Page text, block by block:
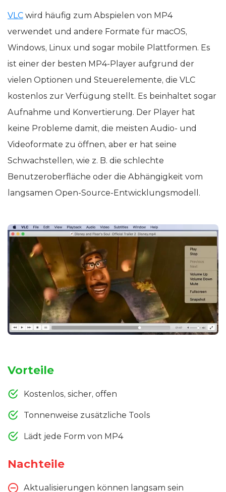
VLC wird häufig zum Abspielen von MP4
verwendet und andere Formate für macOS,
Windows, Linux und sogar mobile Plattformen. Es
ist einer der besten MP4-Player aufgrund der
vielen Optionen und Steuerelemente, die VLC
kostenlos zur Verfügung stellt. Es beinhaltet sogar
Aufnahme und Konvertierung. Der Player hat
keine Probleme damit, die meisten Audio- und
Videoformate zu öffnen, aber er hat seine
Schwachstellen, wie z. B. die schlechte
Benutzeroberfläche oder die Abhängigkeit vom
langsamen Open-Source-Entwicklungsmodell.
Vorteile
Kostenlos, sicher, offen
Tonnenweise zusätzliche Tools
Lädt jede Form von MP4
Nachteile
Aktualisierungen können langsam sein